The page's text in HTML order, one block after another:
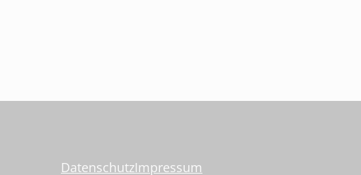
DatenschutzImpressum